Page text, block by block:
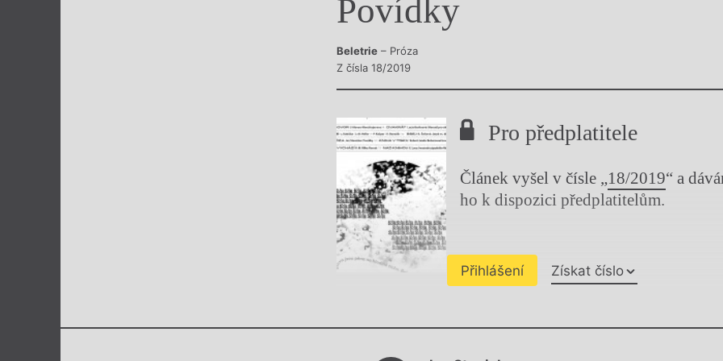
Výroční cenyPovídky
Beletrie – Próza
Z čísla 18/2019
Pro předplatitele
Článek vyšel v čísle „18/2019“ a
ho k dispozici předplatitelům.
Přihlášení Získat číslo
Chviličku.